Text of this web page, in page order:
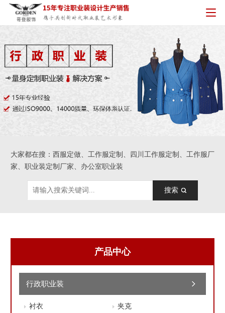
大家都在搜：西服定做、工作服定制、四川工作服定制、工作服厂
家、职业装定制厂家、办公室职业装
搜索
产品中心
行政职业装
衬衣
夹克